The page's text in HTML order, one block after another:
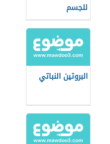
للجسم
البروتين النباتي